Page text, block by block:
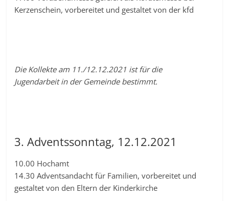
Kerzenschein, vorbereitet und gestaltet von der kfd
Die Kollekte am 11./12.12.2021 ist für die
Jugendarbeit in der Gemeinde bestimmt.
3. Adventssonntag, 12.12.2021
10.00 Hochamt
14.30 Adventsandacht für Familien, vorbereitet und
gestaltet von den Eltern der Kinderkirche